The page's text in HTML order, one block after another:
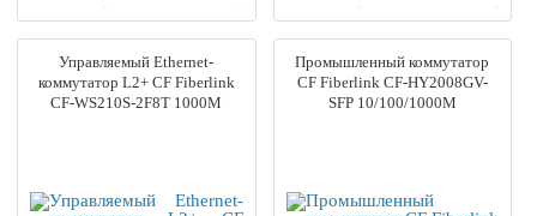
Управляемый Ethernet-
коммутатор L2+ CF Fiberlink
CF-WS210S-2F8T 1000M
Промышленный коммутатор
CF Fiberlink CF-HY2008GV-
SFP 10/100/1000M